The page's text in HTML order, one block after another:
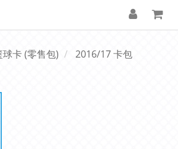
球卡 (零售包) 2016/17 卡包